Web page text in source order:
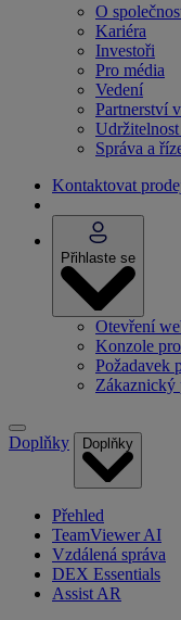
O
Kariéra
Investoři
Pro média
Vedení
Partnerství
Udržitelnost
Správa a
Kontaktovat
Přihlaste se
Otevření
Konzole
Požadavek
Zákaznický
Doplňky Doplňky
Přehled
TeamViewer AI
Vzdálená správa
DEX Essentials
Assist AR